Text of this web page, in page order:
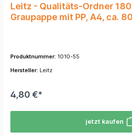
Leitz - Qualitäts-Ordner
Graupappe mit PP, A4, ca.
Produktnummer: 1010-55
Hersteller: Leitz
4,80 €*
jetzt kaufen